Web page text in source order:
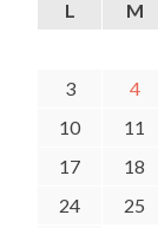
L M
3
4
10
11
17
18
24
25